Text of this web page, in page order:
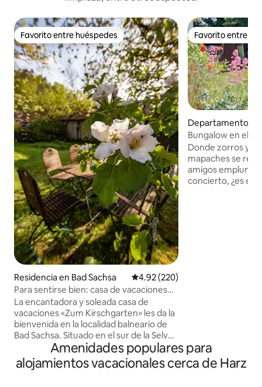
Favorito entre huéspedes
Favorito entre huéspedes
Residencia en Bad Sachsa Calificación promedio: 4.92 de
4.92 (220)
Para sentirse bien: casa de vacaciones
Zum Kirschgarten
La encantadora y soleada casa de
vacaciones «Zum Kirschgarten» les da la
bienvenida en la localidad balneario de
Bad Sachsa. Situado en el sur de la Selva
de Baviera y decorado con mucho
cariño, es el lugar perfecto para todos
los excursionistas y aquellos que
Favorito entre
Favorito entre
Departamento en
Bungalow en el
Donde zorros y
mapaches se
amigos
concierto, ¿es
Amenidades populares para
alojamientos vacacionales cerca de Harz